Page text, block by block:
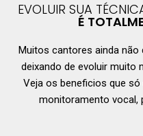
EVOLUIR SUA
É
Muitos cantores ainda
deixando de evoluir muito
Veja os beneficios que
monitoramento vocal,